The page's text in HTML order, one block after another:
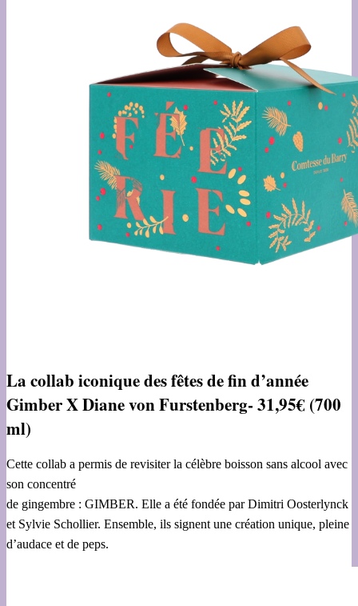
La collab iconique des fêtes de fin d’année
Gimber X Diane von Furstenberg- 31,95€ (700
ml)
Cette collab a permis de revisiter la célèbre boisson sans alcool avec
son concentré
de gingembre : GIMBER. Elle a été fondée par Dimitri Oosterlynck
et Sylvie Schollier. Ensemble, ils signent une création unique, pleine
d’audace et de peps.